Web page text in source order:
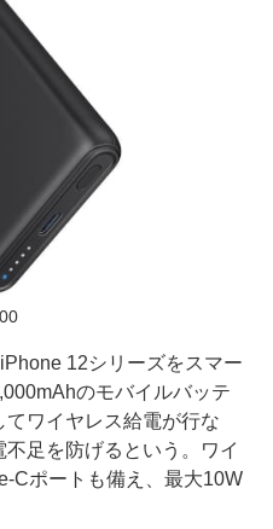
12シリーズをスマー
のモバイルバッテ
てワイヤレス給電が行な
足を防げるという。ワイ
Cポートも備え、最大10W